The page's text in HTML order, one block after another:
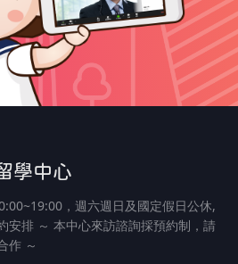
學中心
，週六週日及國定假日公休,
安排 ～ 本中心來訪諮詢採預約制，請
作 ～